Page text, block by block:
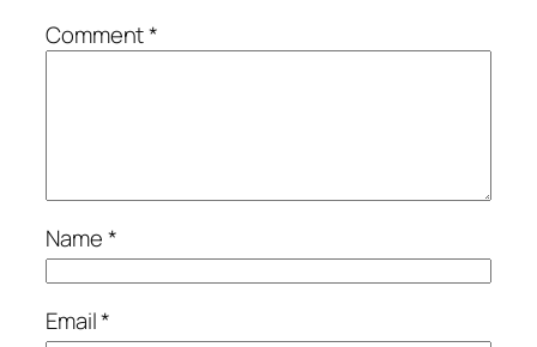
Comment*
Name*
Email*